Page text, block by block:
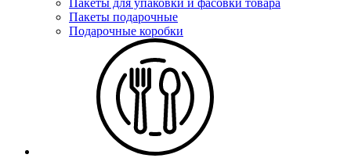
Пакеты для упаковки и фасовки товара
Пакеты подарочные
Подарочные коробки